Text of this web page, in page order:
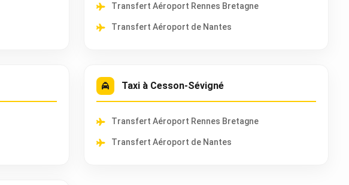
Transfert Aéroport Rennes Bretagne
Transfert Aéroport de Nantes
Taxi à Cesson-Sévigné
Transfert Aéroport Rennes Bretagne
Transfert Aéroport de Nantes